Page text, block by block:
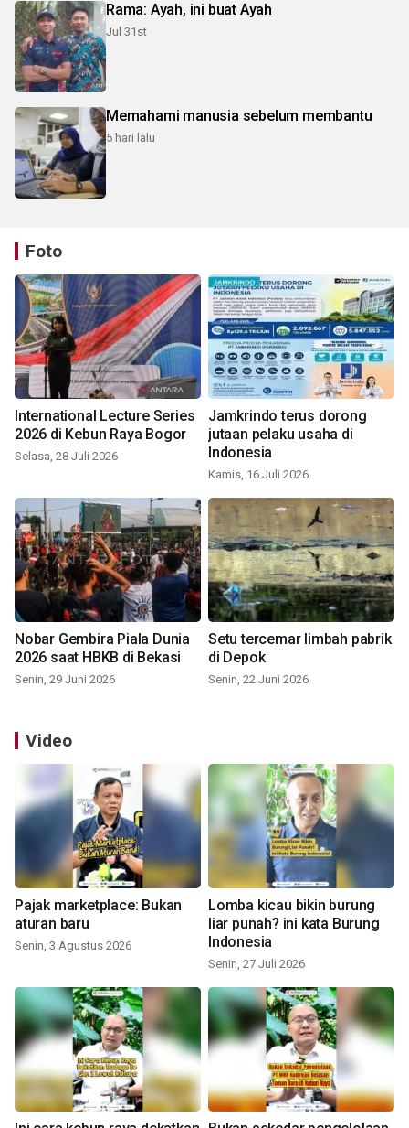
Rama: Ayah, ini buat Ayah
Jul 31st
Memahami manusia sebelum membantu
5 hari lalu
Foto
International Lecture Series
2026 di Kebun Raya Bogor
Selasa, 28 Juli 2026
Jamkrindo terus dorong
jutaan pelaku usaha di
Indonesia
Kamis, 16 Juli 2026
Nobar Gembira Piala Dunia
2026 saat HBKB di Bekasi
Senin, 29 Juni 2026
Setu tercemar limbah pabrik
di Depok
Senin, 22 Juni 2026
Video
Pajak marketplace: Bukan
aturan baru
Senin, 3 Agustus 2026
Lomba kicau bikin burung
liar punah? ini kata Burung
Indonesia
Senin, 27 Juli 2026